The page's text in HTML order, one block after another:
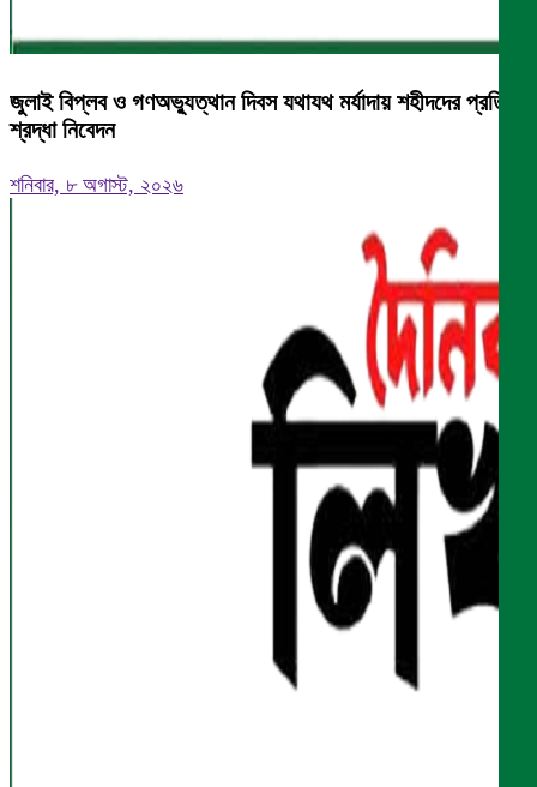
জুলাই বিপ্লব ও গণঅভ্যুত্থান দিবস যথাযথ মর্যাদায় শহীদদের প্রতি
শ্রদ্ধা নিবেদন
শনিবার, ৮ অগাস্ট, ২০২৬